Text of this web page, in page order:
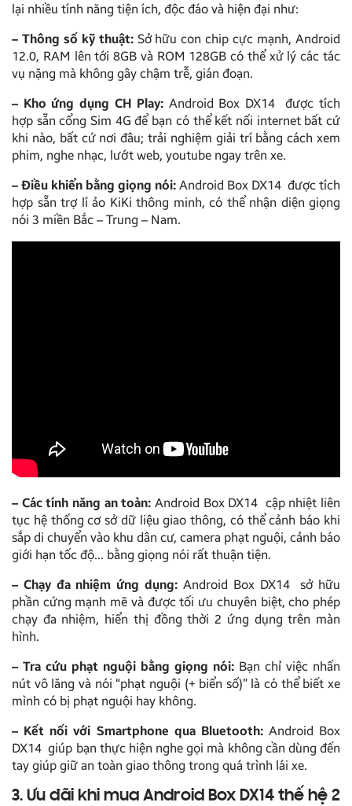
lại nhiều tính năng tiện ích, độc đáo và hiện đại như:
– Thông số kỹ thuật:Sở hữu con chip cực mạnh, Android
12.0, RAM lên tới 8GB và ROM 128GB có thể xử lý các tác
vụ nặng mà không gây chậm trễ, gián đoạn.
– Kho ứng dụng CH Play: Android Box DX14 được tích
hợp sẵn cổng Sim 4G để bạn có thể kết nối internet bất cứ
khi nào, bất cứ nơi đâu; trải nghiệm giải trí bằng cách xem
phim, nghe nhạc, lướt web, youtube ngay trên xe.
– Điều khiển bằng giọng nói: Android Box DX14 được tích
hợp sẵn trợ lí ảo KiKi thông minh, có thể nhận diện giọng
nói 3 miền Bắc – Trung – Nam.
– Các tính năng an toàn: Android Box DX14 cập nhiệt liên
tục hệ thống cơ sở dữ liệu giao thông, có thể cảnh báo khi
sắp di chuyển vào khu dân cư, camera phạt nguội, cảnh báo
giới hạn tốc độ… bằng giọng nói rất thuận tiện.
– Chạy đa nhiệm ứng dụng: Android Box DX14 sở hữu
phần cứng mạnh mẽ và được tối ưu chuyên biệt, cho phép
chạy đa nhiệm, hiển thị đồng thời 2 ứng dụng trên màn
hình.
– Tra cứu phạt nguội bằng giọng nói: Bạn chỉ việc nhấn
nút vô lăng và nói “phạt nguội (+ biển số)” là có thể biết xe
mình có bị phạt nguội hay không.
– Kết nối với Smartphone qua Bluetooth:Android Box
DX14 giúp bạn thực hiện nghe gọi mà không cần dùng đến
tay giúp giữ an toàn giao thông trong quá trình lái xe.
3. Ưu đãi khi mua Android Box DX14 thế hệ 2